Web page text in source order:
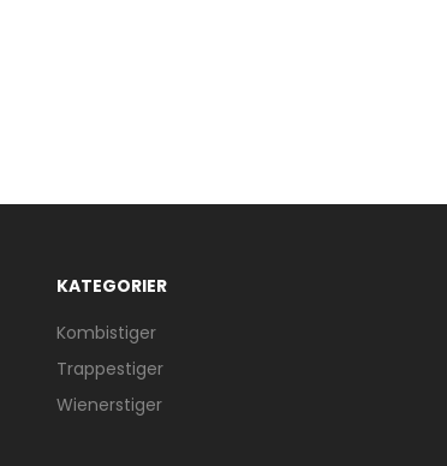
KATEGORIER
Kombistiger
Trappestiger
Wienerstiger